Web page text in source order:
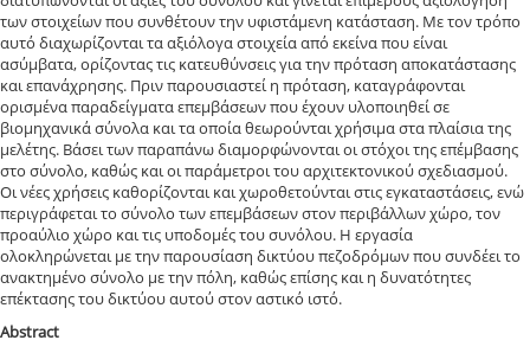
των στοιχείων που συνθέτουν την υφιστάμενη κατάσταση. Με τον τρόπο
αυτό διαχωρίζονται τα αξιόλογα στοιχεία από εκείνα που είναι
ασύμβατα, ορίζοντας τις κατευθύνσεις για την πρόταση αποκατάστασης
και επανάχρησης. Πριν παρουσιαστεί η πρόταση, καταγράφονται
ορισμένα παραδείγματα επεμβάσεων που έχουν υλοποιηθεί σε
βιομηχανικά σύνολα και τα οποία θεωρούνται χρήσιμα στα πλαίσια της
μελέτης. Βάσει των παραπάνω διαμορφώνονται οι στόχοι της επέμβασης
στο σύνολο, καθώς και οι παράμετροι του αρχιτεκτονικού σχεδιασμού.
Οι νέες χρήσεις καθορίζονται και χωροθετούνται στις εγκαταστάσεις, ενώ
περιγράφεται το σύνολο των επεμβάσεων στον περιβάλλων χώρο, τον
προαύλιο χώρο και τις υποδομές του συνόλου. Η εργασία
ολοκληρώνεται με την παρουσίαση δικτύου πεζοδρόμων που συνδέει το
ανακτημένο σύνολο με την πόλη, καθώς επίσης και η δυνατότητες
επέκτασης του δικτύου αυτού στον αστικό ιστό.
Abstract